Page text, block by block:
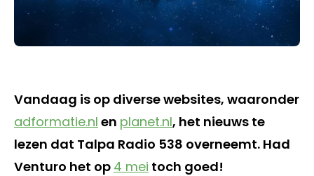
Vandaag is op diverse websites, waaronder
adformatie.nl en planet.nl, het nieuws te
lezen dat Talpa Radio 538 overneemt. Had
Venturo het op 4 mei toch goed!